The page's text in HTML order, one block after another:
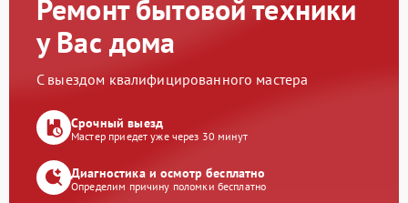
Ремонт бытовой техники
у Вас дома
С выездом квалифицированного мастера
Срочный выезд
Мастер приедет уже через 30 минут
Диагностика и осмотр бесплатно
Определим причину поломки бесплатно